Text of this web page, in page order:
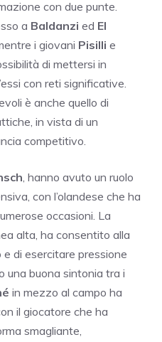
con due punte.
a Baldanzi ed El
i giovani Pisilli e
di mettersi in
con reti significative.
è anche quello di
in vista di un
competitivo.
, hanno avuto un ruolo
con l’olandese che ha
occasioni. La
alta, ha consentito alla
e di esercitare pressione
una buona sintonia tra i
in mezzo al campo ha
il giocatore che ha
smagliante,